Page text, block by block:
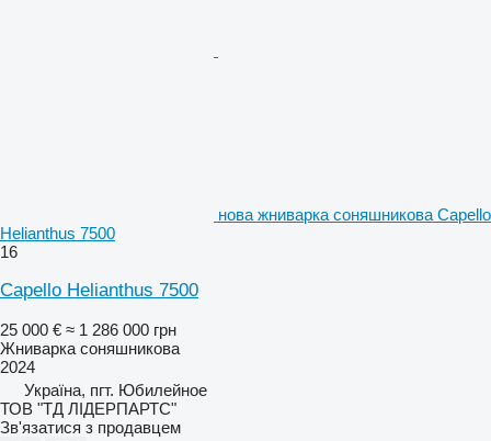
нова жниварка соняшникова Capello
Helianthus 7500
16
Capello Helianthus 7500
25 000 € ≈ 1 286 000 грн
Жниварка соняшникова
2024
Україна, пгт. Юбилейное
ТОВ "ТД ЛІДЕРПАРТС"
Зв'язатися з продавцем